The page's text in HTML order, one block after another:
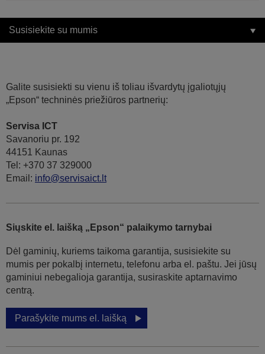
Susisiekite su mumis
Galite susisiekti su vienu iš toliau išvardytų įgaliotųjų
„Epson“ techninės priežiūros partnerių:
Servisa ICT
Savanoriu pr. 192
44151 Kaunas
Tel: +370 37 329000
Email: info@servisaict.lt
Siųskite el. laišką „Epson“ palaikymo tarnybai
Dėl gaminių, kuriems taikoma garantija, susisiekite su
mumis per pokalbį internetu, telefonu arba el. paštu. Jei jūsų
gaminiui nebegalioja garantija, susiraskite aptarnavimo
centrą.
Parašykite mums el. laišką